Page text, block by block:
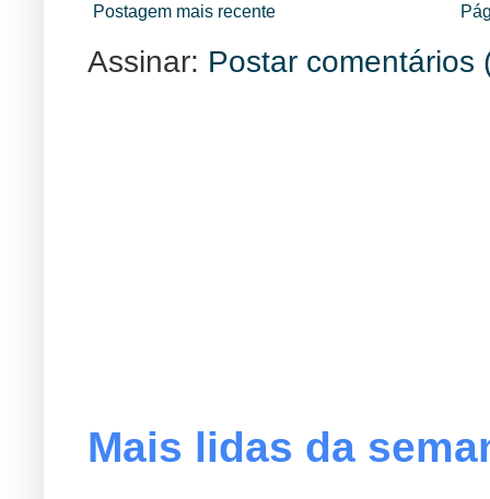
Postagem mais recente
Assinar: Postar comentários
Mais lidas da